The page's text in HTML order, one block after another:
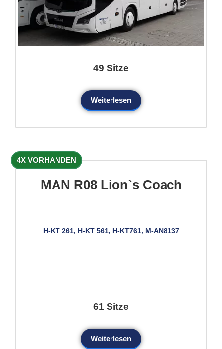
49 Sitze
Weiterlesen
4X VORHANDEN
MAN R08 Lion`s Coach
H-KT 261, H-KT 561, H-KT761, M-AN8137
61 Sitze
Weiterlesen